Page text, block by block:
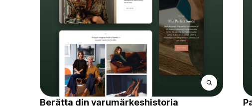
Berätta din varumärkeshistoria